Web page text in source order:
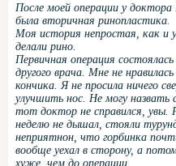
После моей операции у
была вторичная ринопластика.
Моя история непростая, как и
делали рино.
Первичная операция
другого врача. Мне не
кончика. Я не просила ничего
улучшить нос. Не могу назвать
тот доктор не справился, увы.
неделю не дышал, стояли
неприятнон, что горбинка
вообще уехал в сторону, а
хуже, чем до операции.